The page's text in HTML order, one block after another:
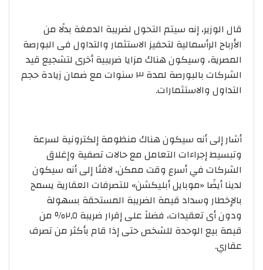
قال الوزير، إنه سيتم التحول لضريبة الدمغة بدلًا من
الأرباح الرأسمالية لتحفيز الاستثمار والتداول فى البورصة
المصرية، وسيكون هناك مزايا ضريبية أخرى لتشجيع قيد
الشركات بالبورصة لمدة ٣ سنوات مع ضمان زيادة حجم
التداول والاستثمارات.
أشار إلى أنه سيكون هناك منظومة إلكترونية لسرعة
وتبسيط إجراءات التعامل مع حالات تصفية وإغلاق
الشركات في أسرع وقت ممكن، لافتًا إلى أنه سيكون
لدينا أيضًا «موبايل أبليكشن» للتصرفات العقارية يسمح
بالإخطار وسداد قيمة الضريبة المستحقة بسهولة
ودون أى تعقيدات، فضلاً على إقرار ضريبة ٢,٥٪ من
قيمة بيع الوحدة للشخص حتى إذا قام بأكثر من تصرف
عقاري.